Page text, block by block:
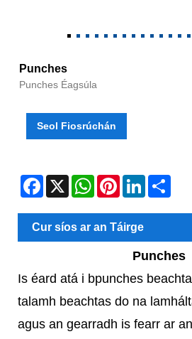
Punches
Punches Éagsúla
Seol Fiosrúchán
Facebook
X WhatsAppPinterestLinkedIn
Cur síos ar an Táirge
Punches
Is éard atá i bpunches
talamh beachtas do na
agus an gearradh is fearr ar